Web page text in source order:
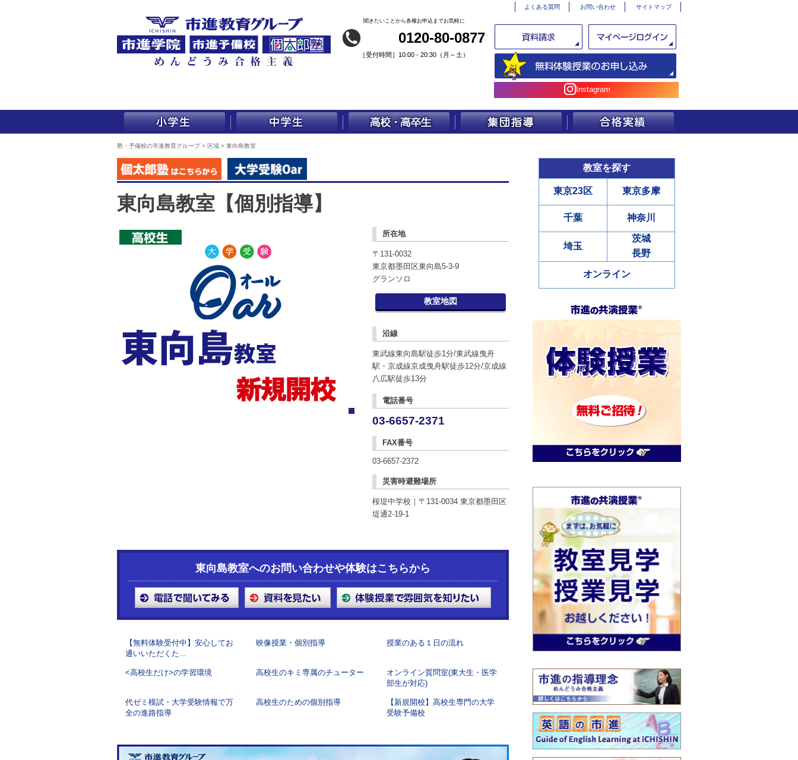
聞きたいことから各種お申込までお気軽に
0120-80-0877
［受付時間］10:00 - 20:30（月～土）
よくある質問 お問い合わせ サイトマップ
Instagram
塾・予備校の市進教育グループ> 区域 > 東向島教室
東向島教室【個別指導】
所在地
〒131-0032
東京都墨田区東向島5-3-9
グランソロ
教室地図
沿線
東武線東向島駅徒歩1分/東武線曳舟
駅・京成線京成曳舟駅徒歩12分/京成線
八広駅徒歩13分
電話番号
03-6657-2371
FAX番号
03-6657-2372
災害時避難場所
桜堤中学校｜〒131-0034 東京都墨田区
堤通2-19-1
東向島教室へのお問い合わせや体験はこちらから
【無料体験受付中】安心してお
通いいただくた...
映像授業・個別指導 授業のある１日の流れ
<高校生だけ>の学習環境 高校生のキミ専属のチューター
オンライン質問室(東大生・医学
部生が対応)
代ゼミ模試・大学受験情報で万
全の進路指導
高校生のための個別指導
【新規開校】高校生専門の大学
受験予備校
教室を探す
東京23区 東京多摩
千葉 神奈川
埼玉
茨城
長野
オンライン